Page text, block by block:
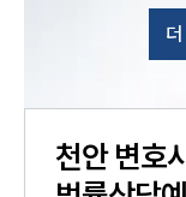
천안변호